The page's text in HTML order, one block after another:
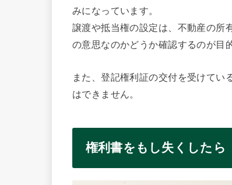
みになっています。
譲渡や抵当権の設定は、不動産の所
の意思なのかどうか確認するのが目
また、登記権利証の交付を受けてい
はできません。
権利書をもし失くしたら